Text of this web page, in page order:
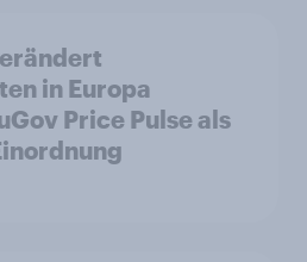
in Europa
Price Pulse als